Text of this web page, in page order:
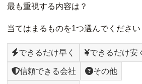
最も重視する内容は？
当てはまるものを1つ選んでください
できるだけ早く できるだけ安
信頼できる会社 その他